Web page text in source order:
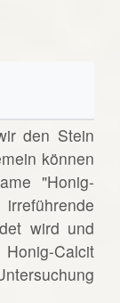
den Stein
können
"Honig-
wird und
Calcit